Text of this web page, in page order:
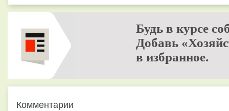
Будь в курсе
Добавь
в избранное.
Комментарии